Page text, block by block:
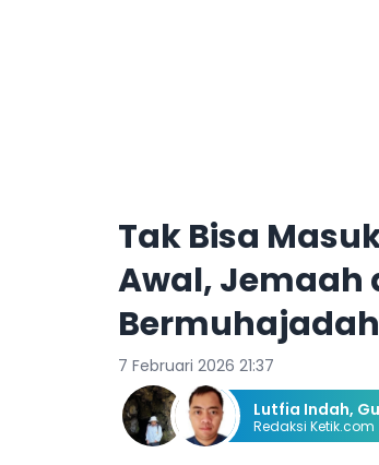
Tak Bisa
Awal, Jemaah
Bermuhajadah
7 Februari 2026 21:37
Lutfia Indah,
Redaksi Ketik.com